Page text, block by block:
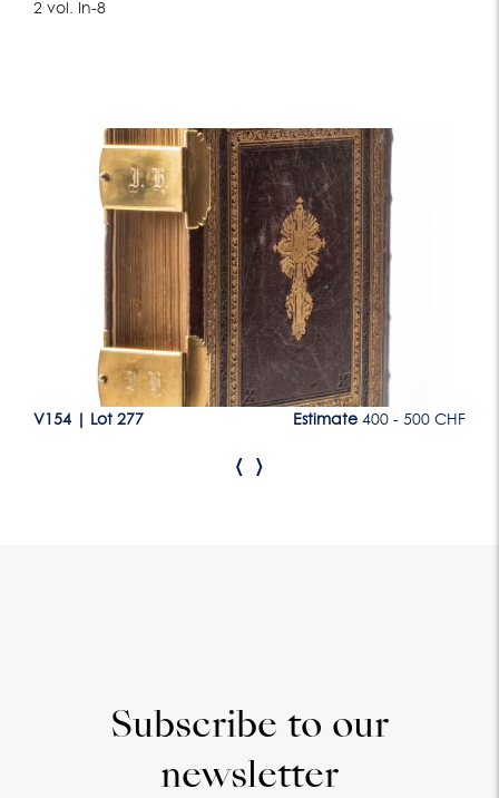
2 vol. In-8
Lot 277
V154 Lot 277 Estimate 400 - 500 CHF
‹ ›
Subscribe to our
newsletter